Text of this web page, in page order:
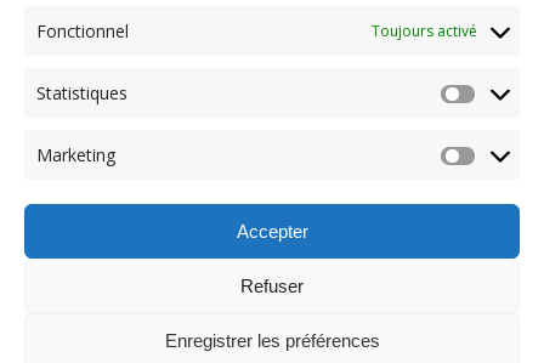
Fonctionnel Toujours activé
Statistiques
Marketing
Accepter
Refuser
Enregistrer les préférences
Navigation
de
l'article
Previous
Calendrier octobre 2022
© 2026 Maison des Jeunes de Boucherville.